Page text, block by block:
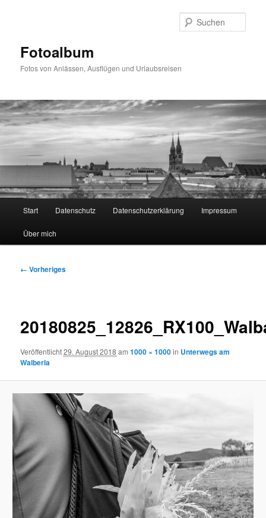
Fotoalbum
Fotos von Anlässen, Ausflügen und Urlaubsreisen
Start Datenschutz Datenschutzerklärung Impressum
Über mich
Bilder-
← Vorheriges
Veröffentlicht29. August 2018 am1000 × 1000in Unterwegs am
Walberla